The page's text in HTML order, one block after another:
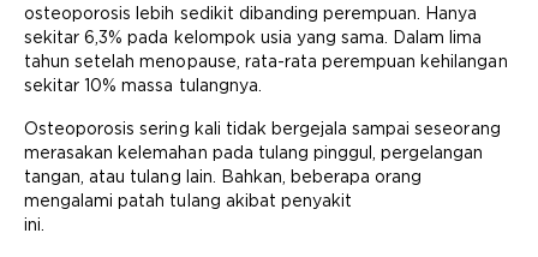
osteoporosis lebih sedikit dibanding perempuan. Hanya
sekitar 6,3% pada kelompok usia yang sama. Dalam lima
tahun setelah menopause, rata-rata perempuan kehilangan
sekitar 10% massa tulangnya.
Osteoporosis sering kali tidak bergejala sampai seseorang
merasakan kelemahan pada tulang pinggul, pergelangan
tangan, atau tulang lain. Bahkan, beberapa orang
mengalami patah tulang akibat penyakit
ini.